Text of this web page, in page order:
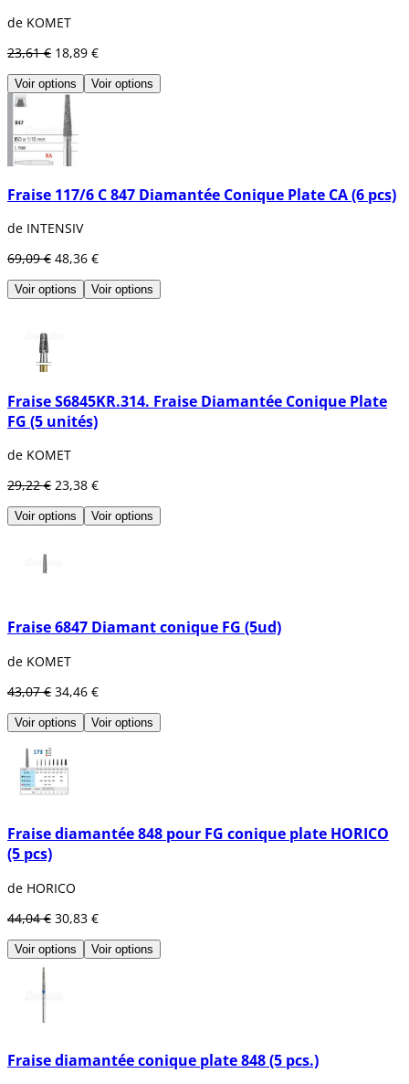
de KOMET
23,61 € 18,89 €
Voir options Voir options
Fraise 117/6 C 847 Diamantée Conique Plate CA (6 pcs)
de INTENSIV
69,09 € 48,36 €
Voir options Voir options
Fraise S6845KR.314. Fraise Diamantée Conique Plate
FG (5 unités)
de KOMET
29,22 € 23,38 €
Voir options Voir options
Fraise 6847 Diamant conique FG (5ud)
de KOMET
43,07 € 34,46 €
Voir options Voir options
Fraise diamantée 848 pour FG conique plate HORICO
(5 pcs)
de HORICO
44,04 € 30,83 €
Voir options Voir options
Fraise diamantée conique plate 848 (5 pcs.)